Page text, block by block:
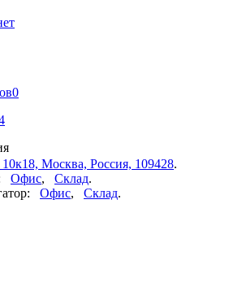
0
10к18, Москва, Россия, 109428.
Офис, Склад.
Офис, Склад.